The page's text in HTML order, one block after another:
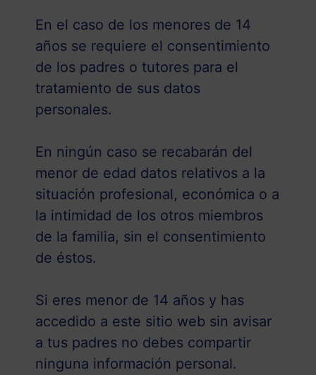
En el caso de los menores de 14
años se requiere el consentimiento
de los padres o tutores para el
tratamiento de sus datos
personales.
En ningún caso se recabarán del
menor de edad datos relativos a la
situación profesional, económica o a
la intimidad de los otros miembros
de la familia, sin el consentimiento
de éstos.
Si eres menor de 14 años y has
accedido a este sitio web sin avisar
a tus padres no debes compartir
ninguna información personal.